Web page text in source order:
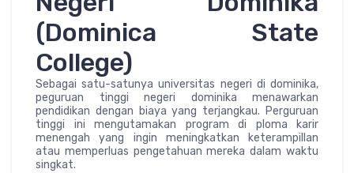
(Dominica State
College)
Sebagai satu-satunya universitas negeri di dominika,
peguruan tinggi negeri dominika menawarkan
pendidikan dengan biaya yang terjangkau. Perguruan
tinggi ini mengutamakan program di ploma karir
menengah yang ingin meningkatkan keterampillan
atau memperluas pengetahuan mereka dalam waktu
singkat.